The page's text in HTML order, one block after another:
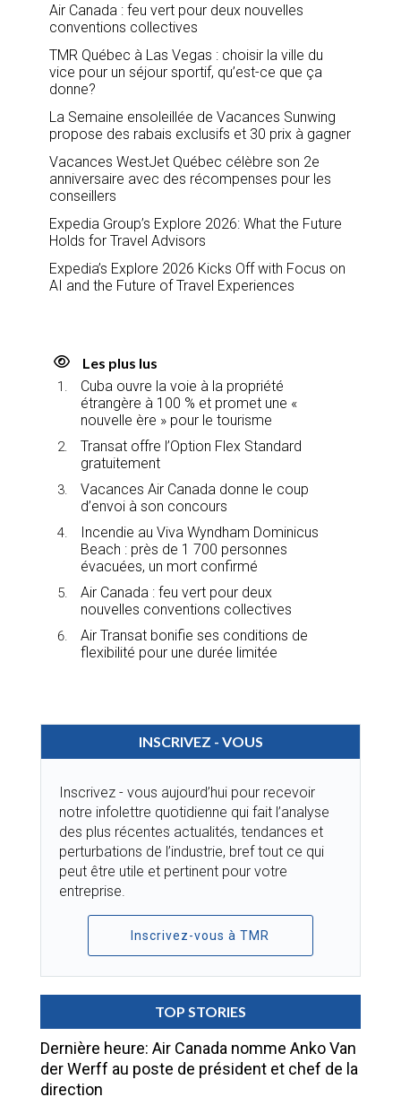
Air Canada : feu vert pour deux nouvelles
conventions collectives
TMR Québec à Las Vegas : choisir la ville du
vice pour un séjour sportif, qu’est-ce que ça
donne?
La Semaine ensoleillée de Vacances Sunwing
propose des rabais exclusifs et 30 prix à gagner
Vacances WestJet Québec célèbre son 2e
anniversaire avec des récompenses pour les
conseillers
Expedia Group’s Explore 2026: What the Future
Holds for Travel Advisors
Expedia’s Explore 2026 Kicks Off with Focus on
AI and the Future of Travel Experiences
Les plus lus
Cuba ouvre la voie à la propriété
étrangère à 100 % et promet une «
nouvelle ère » pour le tourisme
Transat offre l’Option Flex Standard
gratuitement
Vacances Air Canada donne le coup
d’envoi à son concours
Incendie au Viva Wyndham Dominicus
Beach : près de 1 700 personnes
évacuées, un mort confirmé
Air Canada : feu vert pour deux
nouvelles conventions collectives
Air Transat bonifie ses conditions de
flexibilité pour une durée limitée
INSCRIVEZ - VOUS
Inscrivez - vous aujourd’hui pour recevoir
notre infolettre quotidienne qui fait l’analyse
des plus récentes actualités, tendances et
perturbations de l’industrie, bref tout ce qui
peut être utile et pertinent pour votre
entreprise.
Inscrivez-vous à TMR
TOP STORIES
Dernière heure: Air Canada nomme Anko Van
der Werff au poste de président et chef de la
direction